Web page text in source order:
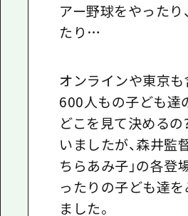
アー野球をやったり
たり…
オンラインや東京も
600人もの子ども達
どこを見て決めるの
いましたが、森井監
ちらあみ子」の各登
ったりの子ども達
ました。